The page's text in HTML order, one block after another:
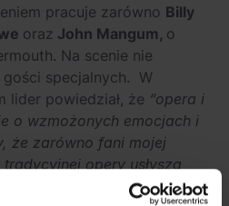
pracuje zarówno Billy
oraz John Mangum, o
Na scenie nie
specjalnych. W
lider powiedział, że “opera i
o wzmożonych emocjach i
że zarówno fani mojej
opery usłyszą
równowaga tutaj polega